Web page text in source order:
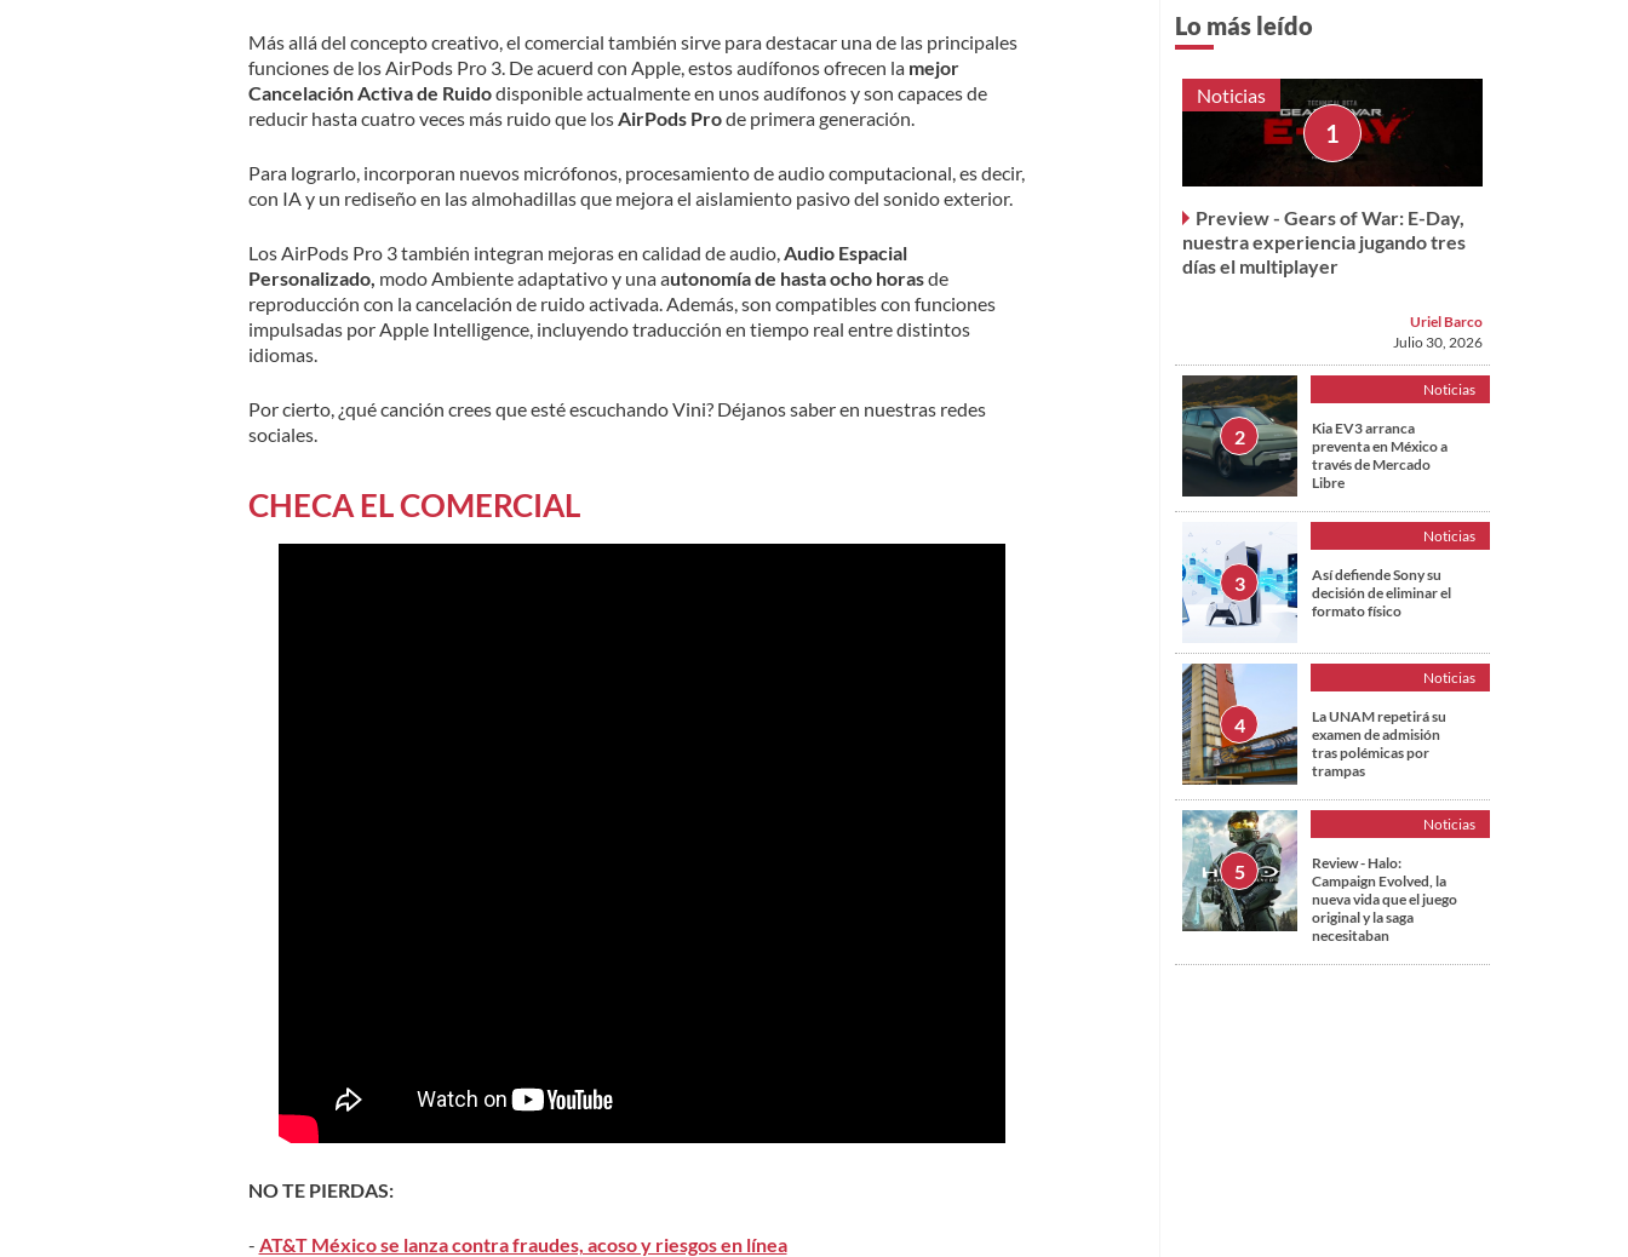
Más allá del concepto creativo, el comercial también sirve para destacar una de las principales
funciones de los AirPods Pro 3. De acuerd con Apple, estos audífonos ofrecen la mejor
Cancelación Activa de Ruidodisponible actualmente en unos audífonos y son capaces de
reducir hasta cuatro veces más ruido que losAirPods Prode primera generación.
Para lograrlo, incorporan nuevos micrófonos, procesamiento de audio computacional, es decir,
con IA y un rediseño en las almohadillas que mejora el aislamiento pasivo del sonido exterior.
Los AirPods Pro 3 también integran mejoras en calidad de audio, Audio Espacial
Personalizado, modo Ambiente adaptativo y una autonomía de hasta ocho horasde
reproducción con la cancelación de ruido activada. Además, son compatibles con funciones
impulsadas por Apple Intelligence, incluyendo traducción en tiempo real entre distintos
idiomas.
Por cierto, ¿qué canción crees que esté escuchando Vini? Déjanos saber en nuestras redes
sociales.
CHECA EL COMERCIAL
NO TE PIERDAS:
- AT&T México se lanza contra fraudes, acoso y riesgos en línea
Lo más leído
Noticias
Preview - Gears of War: E-Day,
nuestra experiencia jugando tres
días el multiplayer
Uriel Barco
Julio 30, 2026
Noticias
Kia EV3 arranca
preventa en México a
través de Mercado
Libre
Noticias
Así defiende Sony su
decisión de eliminar el
formato físico
Noticias
La UNAM repetirá su
examen de admisión
tras polémicas por
trampas
Noticias
Review - Halo:
Campaign Evolved, la
nueva vida que el juego
original y la saga
necesitaban